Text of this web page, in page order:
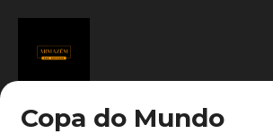
Copa do Mundo